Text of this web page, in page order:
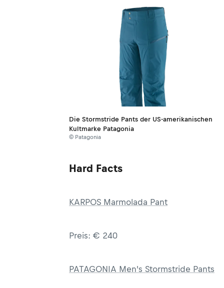
Die Stormstride Pants der US-amerikanischen
Kultmarke Patagonia
© Patagonia
Hard Facts
KARPOS Marmolada Pant
Preis: € 240
PATAGONIA Men's Stormstride Pants